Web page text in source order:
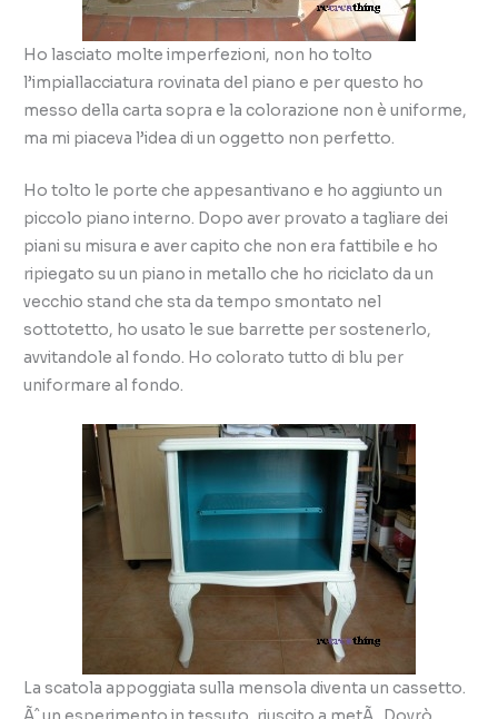
Ho lasciato molte imperfezioni, non ho tolto
l’impiallacciatura rovinata del piano e per questo ho
messo della carta sopra e la colorazione non è uniforme,
ma mi piaceva l’idea di un oggetto non perfetto.
Ho tolto le porte che appesantivano e ho aggiunto un
piccolo piano interno. Dopo aver provato a tagliare dei
piani su misura e aver capito che non era fattibile e ho
ripiegato su un piano in metallo che ho riciclato da un
vecchio stand che sta da tempo smontato nel
sottotetto, ho usato le sue barrette per sostenerlo,
avvitandole al fondo. Ho colorato tutto di blu per
uniformare al fondo.
La scatola appoggiata sulla mensola diventa un cassetto.